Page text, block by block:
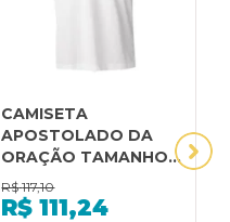
CAMISETA
APOSTOLADO DA
ORAÇÃO TAMANHO
EG COM BOTÃO
MANGA CURTA
R$ 117,10
R$ 111,24